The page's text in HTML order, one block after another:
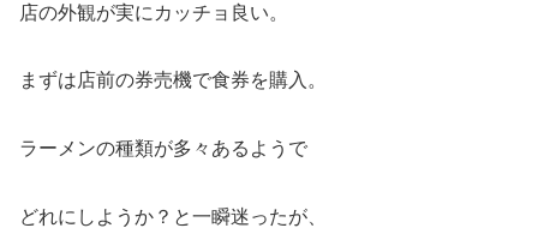
店の外観が実にカッチョ良い。
まずは店前の券売機で食券を購入。
ラーメンの種類が多々あるようで
どれにしようか？と一瞬迷ったが、